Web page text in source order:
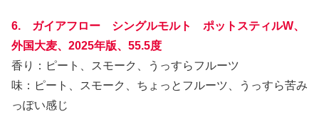
6. ガイアフロー シングルモルト ポットスティルW、
外国大麦、2025年版、55.5度
香り：ピート、スモーク、うっすらフルーツ
味：ピート、スモーク、ちょっとフルーツ、うっすら苦み
っぽい感じ